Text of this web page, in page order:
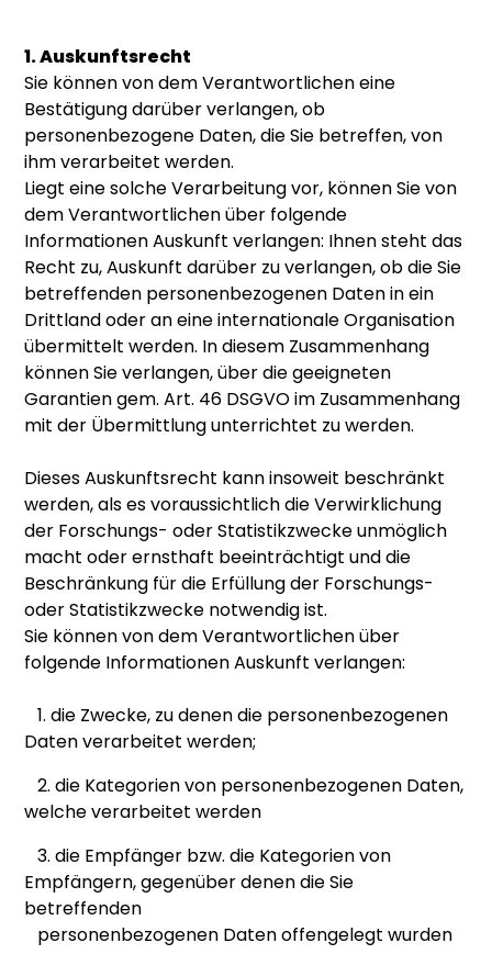
1. Auskunftsrecht
Sie können von dem Verantwortlichen eine
Bestätigung darüber verlangen, ob
personenbezogene Daten, die Sie betreffen, von
ihm verarbeitet werden.
Liegt eine solche Verarbeitung vor, können Sie von
dem Verantwortlichen über folgende
Informationen Auskunft verlangen: Ihnen steht das
Recht zu, Auskunft darüber zu verlangen, ob die Sie
betreffenden personenbezogenen Daten in ein
Drittland oder an eine internationale Organisation
übermittelt werden. In diesem Zusammenhang
können Sie verlangen, über die geeigneten
Garantien gem. Art. 46 DSGVO im Zusammenhang
mit der Übermittlung unterrichtet zu werden.
Dieses Auskunftsrecht kann insoweit beschränkt
werden, als es voraussichtlich die Verwirklichung
der Forschungs- oder Statistikzwecke unmöglich
macht oder ernsthaft beeinträchtigt und die
Beschränkung für die Erfüllung der Forschungs-
oder Statistikzwecke notwendig ist.
Sie können von dem Verantwortlichen über
folgende Informationen Auskunft verlangen:
1. die Zwecke, zu denen die personenbezogenen
Daten verarbeitet werden;
2. die Kategorien von personenbezogenen Daten,
welche verarbeitet werden
3. die Empfänger bzw. die Kategorien von
Empfängern, gegenüber denen die Sie
betreffenden
personenbezogenen Daten offengelegt wurden